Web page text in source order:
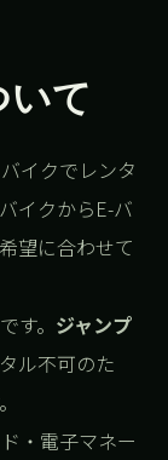
て
イクでレンタ
イクからE-バ
望に合わせて
です。 ジャンプ
ル不可のた
・電子マネー